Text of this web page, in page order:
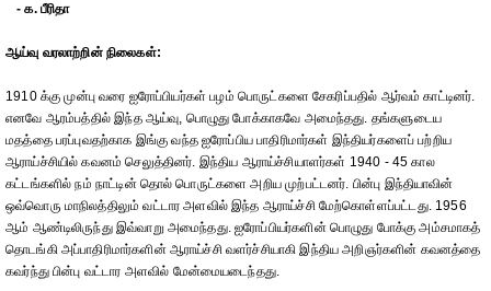
- க. பீரிதா
ஆய்வு வரலாற்றின் நிலைகள்:
1910 க்கு முன்பு வரை ஐரோப்பியர்கள் பழம் பொருட்களை சேகரிப்பதில் ஆர்வம் காட்டினர்.
எனவே ஆரம்பத்தில் இந்த ஆய்வு, பொழுது போக்காகவே அமைந்தது. தங்களுடைய
மதத்தை பரப்புவதற்காக இங்கு வந்த ஐரோப்பிய பாதிரிமார்கள் இந்தியர்களைப் பற்றிய
ஆராய்ச்சியில் கவனம் செலுத்தினர். இந்திய ஆராய்ச்சியாளர்கள் 1940 - 45 கால
கட்டங்களில் நம் நாட்டின் தொல் பொருட்களை அறிய முற்பட்டனர். பின்பு இந்தியாவின்
ஒவ்வொரு மாநிலத்திலும் வட்டார அளவில் இந்த ஆராய்ச்சி மேற்கொள்ளப்பட்டது. 1956
ஆம் ஆண்டிலிருந்து இவ்வாறு அமைந்தது. ஐரோப்பியர்களின் பொழுது போக்கு அம்சமாகத்
தொடங்கி அப்பாதிரிமார்களின் ஆராய்ச்சி வளர்ச்சியாகி இந்திய அறிஞர்களின் கவனத்தை
கவர்ந்து பின்பு வட்டார அளவில் மேன்மையடைந்தது.